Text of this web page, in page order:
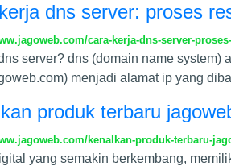
dns server: proses
cara-kerja-dns-server-
server? dns (domain name system)
menjadi alamat ip yang
produk terbaru
kenalkan-produk-terbaru-
yang semakin berkembang,